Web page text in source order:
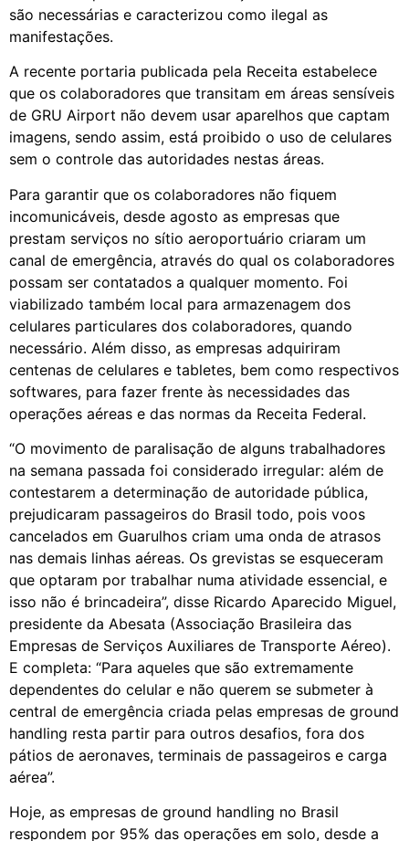
são necessárias e caracterizou como ilegal as
manifestações.
A recente portaria publicada pela Receita estabelece
que os colaboradores que transitam em áreas sensíveis
de GRU Airport não devem usar aparelhos que captam
imagens, sendo assim, está proibido o uso de celulares
sem o controle das autoridades nestas áreas.
Para garantir que os colaboradores não fiquem
incomunicáveis, desde agosto as empresas que
prestam serviços no sítio aeroportuário criaram um
canal de emergência, através do qual os colaboradores
possam ser contatados a qualquer momento. Foi
viabilizado também local para armazenagem dos
celulares particulares dos colaboradores, quando
necessário. Além disso, as empresas adquiriram
centenas de celulares e tabletes, bem como respectivos
softwares, para fazer frente às necessidades das
operações aéreas e das normas da Receita Federal.
“O movimento de paralisação de alguns trabalhadores
na semana passada foi considerado irregular: além de
contestarem a determinação de autoridade pública,
prejudicaram passageiros do Brasil todo, pois voos
cancelados em Guarulhos criam uma onda de atrasos
nas demais linhas aéreas. Os grevistas se esqueceram
que optaram por trabalhar numa atividade essencial, e
isso não é brincadeira”, disse Ricardo Aparecido Miguel,
presidente da Abesata (Associação Brasileira das
Empresas de Serviços Auxiliares de Transporte Aéreo).
E completa: “Para aqueles que são extremamente
dependentes do celular e não querem se submeter à
central de emergência criada pelas empresas de ground
handling resta partir para outros desafios, fora dos
pátios de aeronaves, terminais de passageiros e carga
aérea”.
Hoje, as empresas de ground handling no Brasil
respondem por 95% das operações em solo, desde a